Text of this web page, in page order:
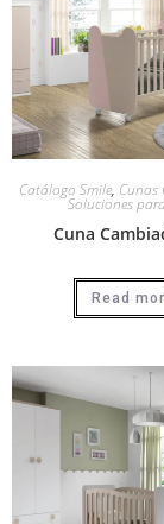
Catálogo Smile, Cunas
Soluciones
Cuna
Read